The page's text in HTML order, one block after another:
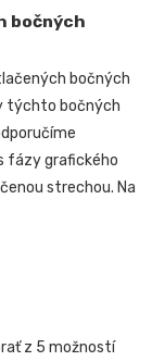
bočných
bočných
týchto bočných
fázy grafického
strechou. Na
z 5 možností